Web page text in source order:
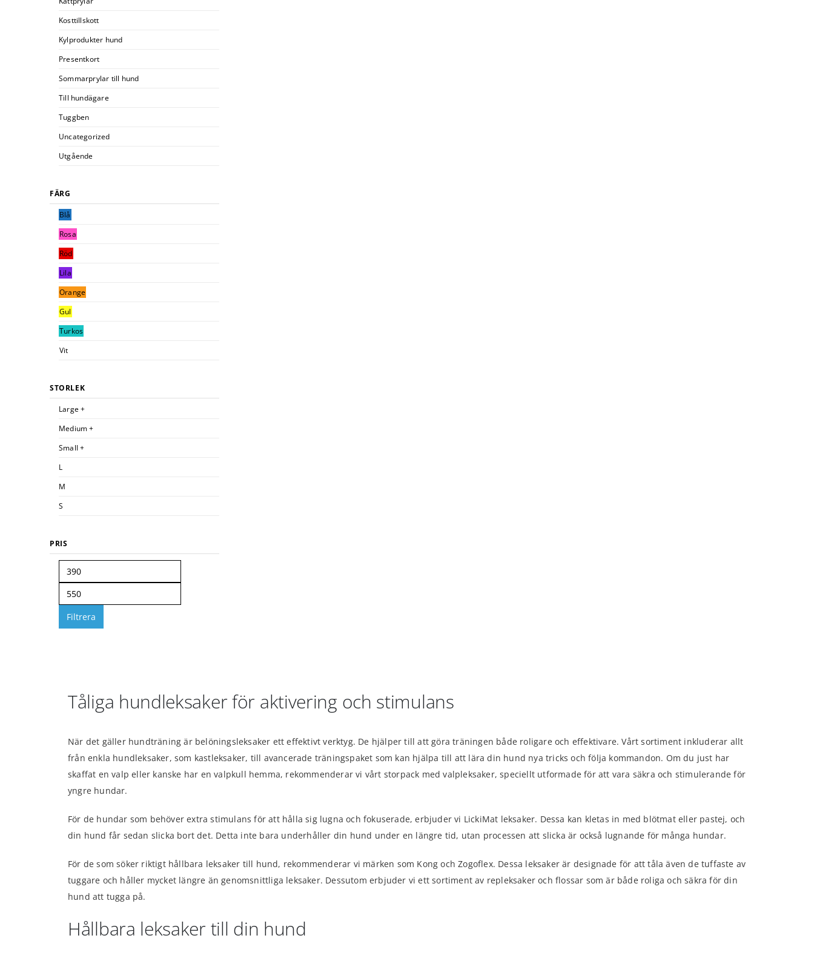
Kosttillskott
Kylprodukter hund
Presentkort
Sommarprylar till hund
Till hundägare
Tuggben
Uncategorized
Utgående
FÄRG
Blå
Rosa
Röd
Lila
Orange
Gul
Turkos
Vit
STORLEK
Large +
Medium +
Small +
L
M
S
PRIS
Filtrera
Tåliga hundleksaker för aktivering och stimulans
När det gäller hundträning är belöningsleksaker ett effektivt verktyg. De hjälper till att göra träningen både roligare och effektivare. Vårt sortiment inkluderar allt
från enkla hundleksaker, som kastleksaker, till avancerade träningspaket som kan hjälpa till att lära din hund nya tricks och följa kommandon. Om du just har
skaffat en valp eller kanske har en valpkull hemma, rekommenderar vi vårt storpack med valpleksaker, speciellt utformade för att vara säkra och stimulerande för
yngre hundar.
För de hundar som behöver extra stimulans för att hålla sig lugna och fokuserade, erbjuder vi LickiMat leksaker. Dessa kan kletas in med blötmat eller pastej, och
din hund får sedan slicka bort det. Detta inte bara underhåller din hund under en längre tid, utan processen att slicka är också lugnande för många hundar.
För de som söker riktigt hållbara leksaker till hund, rekommenderar vi märken som Kong och Zogoflex. Dessa leksaker är designade för att tåla även de tuffaste av
tuggare och håller mycket längre än genomsnittliga leksaker. Dessutom erbjuder vi ett sortiment av repleksaker och flossar som är både roliga och säkra för din
hund att tugga på.
Hållbara leksaker till din hund